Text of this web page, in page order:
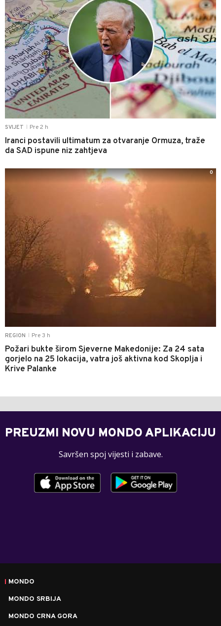
SVIJET Pre 2 h
Iranci postavili ultimatum za otvaranje Ormuza, traže
da SAD ispune niz zahtjeva
REGION Pre 3 h
Požari bukte širom Sjeverne Makedonije: Za 24 sata
gorjelo na 25 lokacija, vatra još aktivna kod Skoplja i
Krive Palanke
0
PREUZMI NOVU MONDO APLIKACIJU
Savršen spoj vijesti i zabave.
MONDO
MONDO SRBIJA
MONDO CRNA GORA